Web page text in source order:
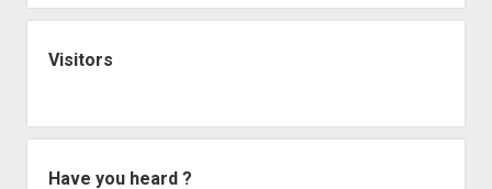
Visitors
Have you heard ?